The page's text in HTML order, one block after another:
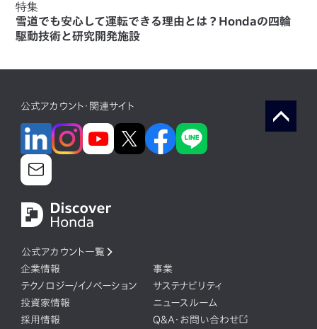
特集
雪道でも安心して運転できる理由とは？Hondaの四輪
駆動技術と研究開発施設
公式アカウント・関連サイト
公式アカウント一覧
企業情報
事業
テクノロジー/イノベーション
サステナビリティ
投資家情報
ニュースルーム
採用情報
Q&A・お問い合わせ